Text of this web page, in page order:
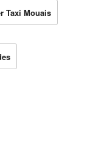
Taxi Mouais